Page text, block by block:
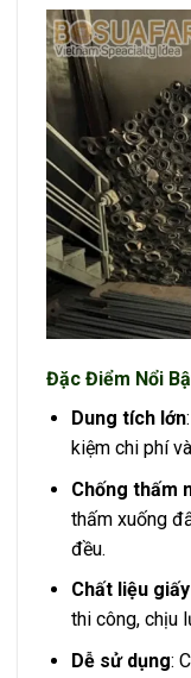
Đặc Điểm Nổi
Dung tích lớn
kiệm chi phí
Chống thấm
thấm xuống
đều.
Chất liệu
thi công, chịu
Dễ sử dụng: